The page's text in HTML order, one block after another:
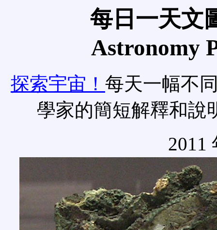
每日一天文
Astronomy
探索宇宙！ 每天一幅不
學家的簡短解釋和說
2011